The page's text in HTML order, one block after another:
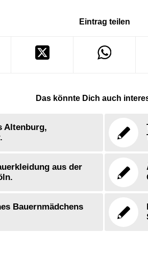
Eintrag teilen
Das könnte Dich auch
Altenburg,
aus der
Bauernmädchens